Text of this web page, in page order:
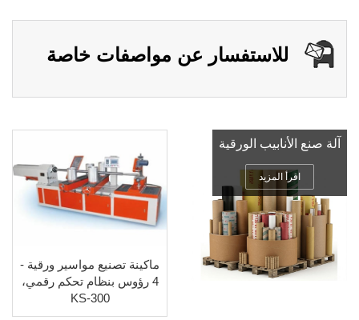
للاستفسار عن مواصفات خاصة
آلة صنع الأنابيب الورقية
اقرأ المزيد
ماكينة تصنيع مواسير ورقية -
4 رؤوس بنظام تحكم رقمي،
KS-300